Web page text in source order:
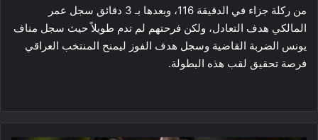
من ركلة جزاء في الدقيقة 116، وبعدها بـ 3 دقائق سجل عمر
المالكي هدف التعادل، ولكن فرحتهم لم تدم طويلاً حيث سجل مناف
يونس الضربة القاضية وسجل هدف الفوز ليمنح المنتخب العراقي
فرصة تحقيق لقب هذه البطولة.